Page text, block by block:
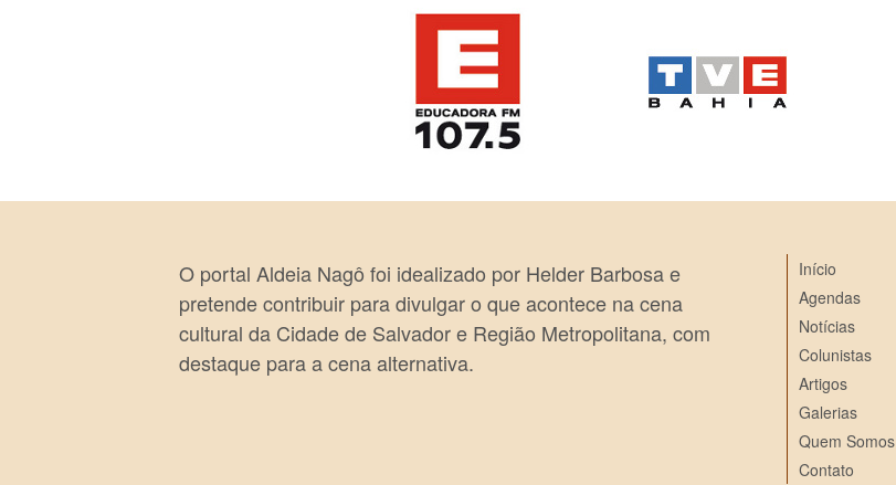
O portal Aldeia Nagô foi idealizado por Helder Barbosa e
pretende contribuir para divulgar o que acontece na cena
cultural da Cidade de Salvador e Região Metropolitana, com
destaque para a cena alternativa.
Início
Agendas
Notícias
Colunistas
Artigos
Galerias
Quem Somos
Contato